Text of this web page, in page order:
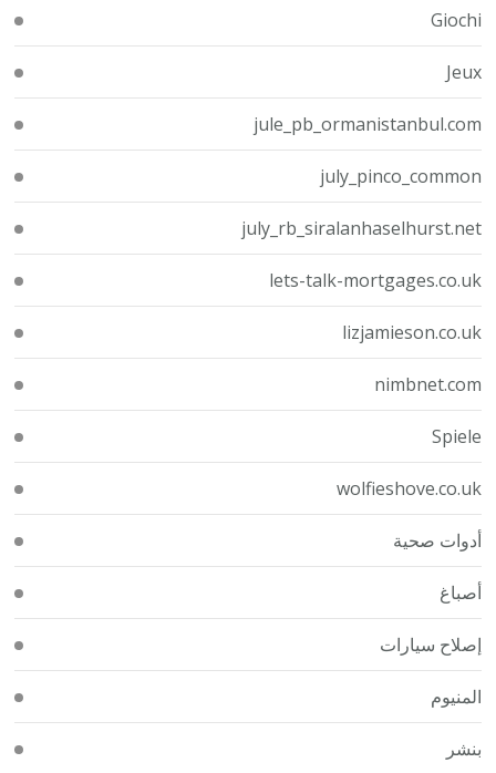
Giochi
Jeux
jule_pb_ormanistanbul.com
july_pinco_common
july_rb_siralanhaselhurst.net
lets-talk-mortgages.co.uk
lizjamieson.co.uk
nimbnet.com
Spiele
wolfieshove.co.uk
أدوات صحية
أصباغ
إصلاح سيارات
المنيوم
بنشر